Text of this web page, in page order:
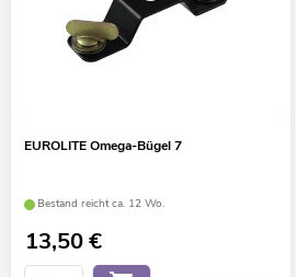
EUROLITE Omega-Bügel 7
Bestand reicht ca. 12 Wo.
13,50€